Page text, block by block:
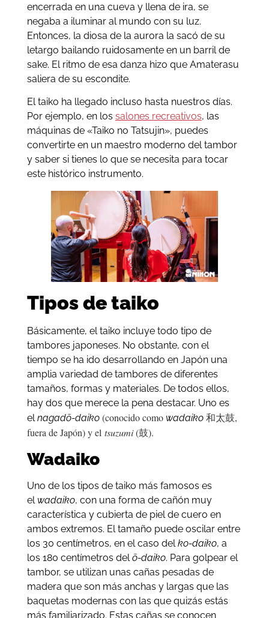
encerrada en una cueva y llena de ira, se
negaba a iluminar al mundo con su luz.
Entonces, la diosa de la aurora la sacó de su
letargo bailando ruidosamente en un barril de
sake. El ritmo de esa danza hizo que Amaterasu
saliera de su escondite.
El taiko ha llegado incluso hasta nuestros días.
Por ejemplo, en los salones recreativos, las
máquinas de «Taiko no Tatsujin», puedes
convertirte en un maestro moderno del tambor
y saber si tienes lo que se necesita para tocar
este histórico instrumento.
Tipos de taiko
Básicamente, el taiko incluye todo tipo de
tambores japoneses. No obstante, con el
tiempo se ha ido desarrollando en Japón una
amplia variedad de tambores de diferentes
tamaños, formas y materiales. De todos ellos,
hay dos que merece la pena destacar. Uno es
elnagadō-daiko(conocido como wadaiko和太鼓,
fuera de Japón) y el tsuzumi(鼓).
Wadaiko
Uno de los tipos de taiko más famosos es
el wadaiko, con una forma de cañón muy
característica y cubierta de piel de cuero en
ambos extremos. El tamaño puede oscilar entre
los 30 centímetros, en el caso del ko-daiko, a
los 180 centímetros del ō-daiko. Para golpear el
tambor, se utilizan unas cañas pesadas de
madera que son más anchas y largas que las
baquetas modernas con las que quizás estás
más familiarizado. Estas cañas se conocen